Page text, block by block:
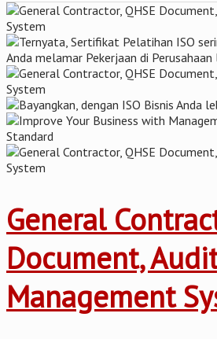
General
Document,
Management